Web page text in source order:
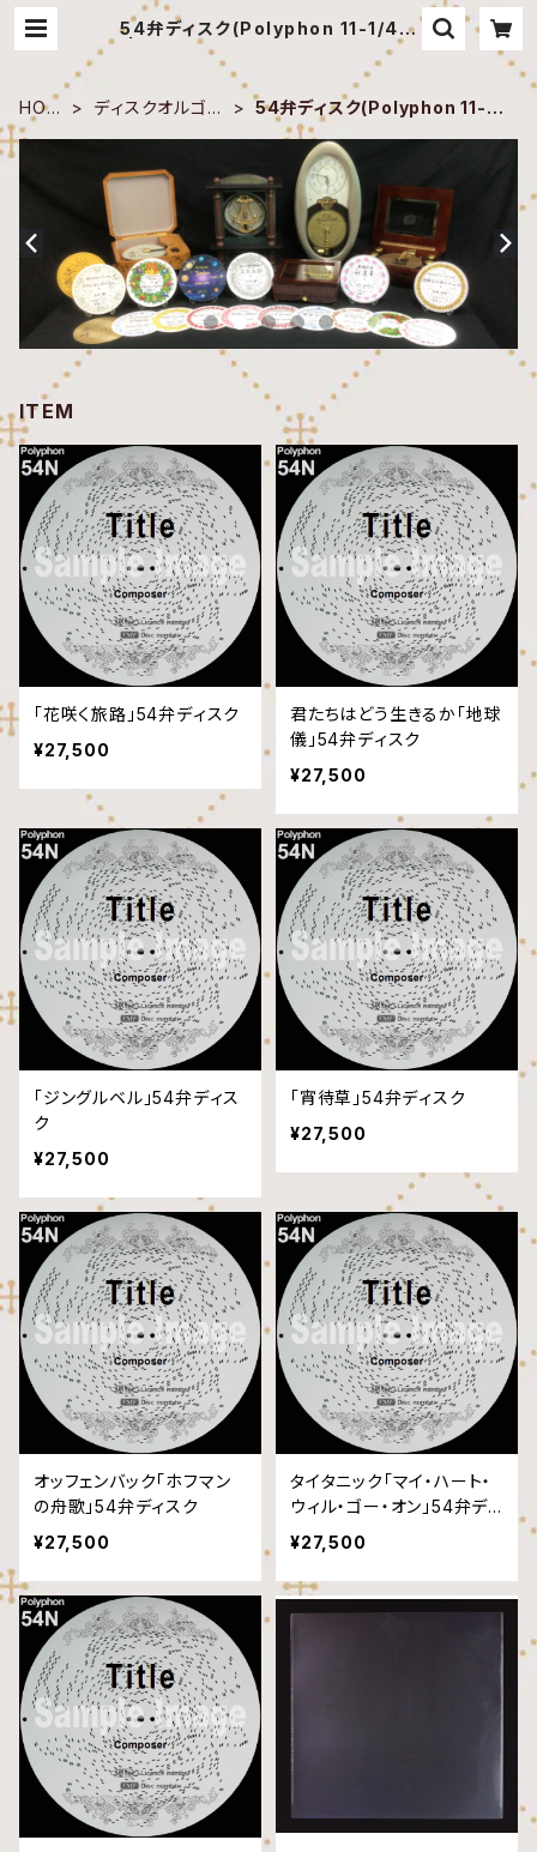
54弁ディスク(Polyphon 11-1/4")
| 田代音楽工房 オンラインショップ
HOM
E
ディスクオルゴー
54弁ディスク(Polyphon 11-1/
ITEM
「花咲く旅路」54弁ディスク
¥27,500
君たちはどう生きるか「地球
儀」54弁ディスク
¥27,500
「ジングルベル」54弁ディス
ク
¥27,500
「宵待草」54弁ディスク
¥27,500
オッフェンバック「ホフマン
の舟歌」54弁ディスク
¥27,500
タイタニック「マイ・ハート・
ウィル・ゴー・オン」54弁ディ
スク
¥27,500